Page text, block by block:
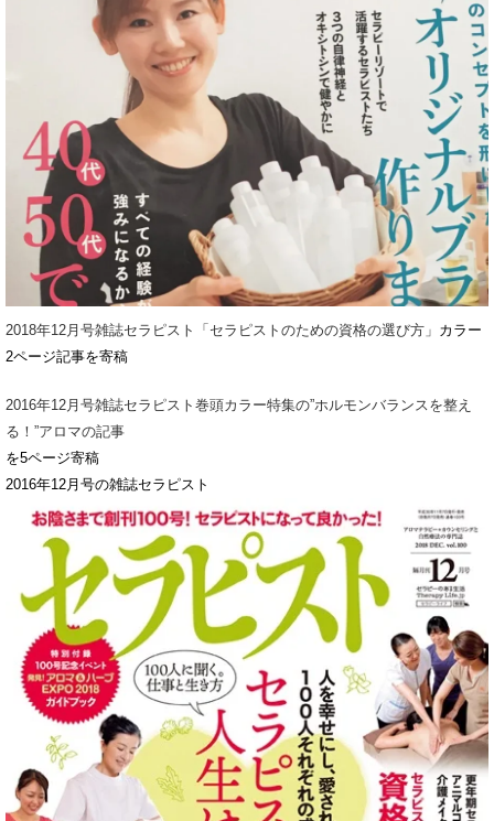
2018年12月号雑誌セラピスト「セラピストのための資格の選び方」 カラー
2ページ記事を寄稿
2016年12月号雑誌セラピスト巻頭カラー特集の”ホルモンバランスを整え
る！”アロマの記事
を5ページ寄稿
2016年12月号の雑誌セラピスト